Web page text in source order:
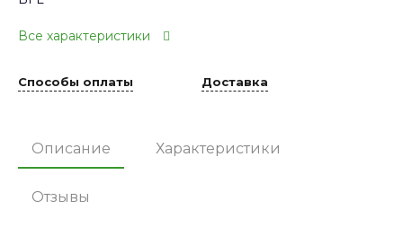
Все характеристики
Способы оплаты Доставка
Описание Характеристики
Отзывы